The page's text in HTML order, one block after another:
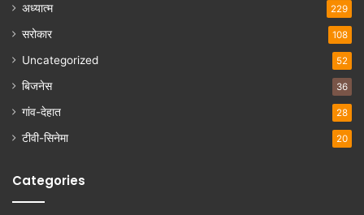
अध्यात्म 229
सरोकार 108
Uncategorized 52
बिजनेस 36
गांव-देहात 28
टीवी-सिनेमा 20
Categories